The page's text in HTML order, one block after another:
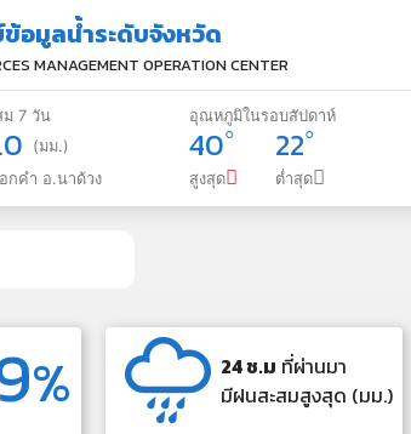
อมูลน้ำระดับจังหวัด
MANAGEMENT OPERATION CENTER
ม 7 วัน
(มม.)
กคำ อ.นาด้วง
อุณหภูมิในรอบสัปดาห์
40
สูงสุด
22
ต่ำสุด
% 24 ช.ม ที่ผ่านมา
มีฝนสะสมสูงสุด (มม.)